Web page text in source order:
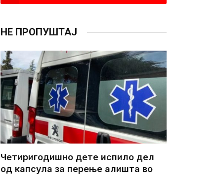
НЕ ПРОПУШТАЈ
Четиригодишно дете испило дел
од капсула за перење алишта во